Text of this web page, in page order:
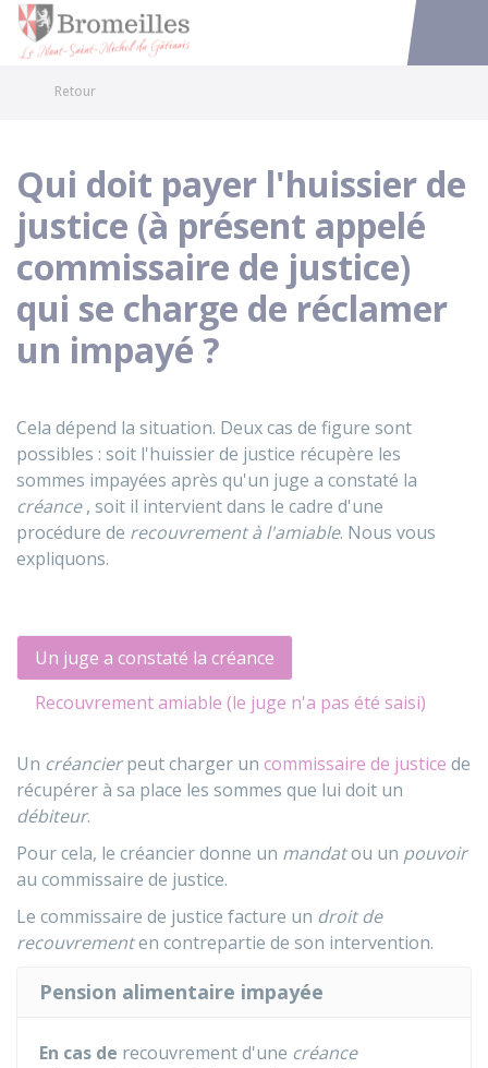
Accéder
Retour
Qui doit payer l'huissier de
justice (à présent appelé
commissaire de justice)
qui se charge de réclamer
un impayé ?
Cela dépend la situation. Deux cas de figure sont
possibles : soit l'huissier de justice récupère les
sommes impayées après qu'un juge a constaté la
créance, soit il intervient dans le cadre d'une
procédure de recouvrement à l'amiable. Nous vous
expliquons.
Un juge a constaté la créance
Recouvrement amiable (le juge n'a pas été saisi)
Un créancierpeut charger un commissaire de justice de
récupérer à sa place les sommes que lui doit un
débiteur.
Pour cela, le créancier donne un mandatou un pouvoir
au commissaire de justice.
Le commissaire de justice facture un droit de
recouvrementen contrepartie de son intervention.
Pension alimentaire impayée
En cas de recouvrement d'une créance